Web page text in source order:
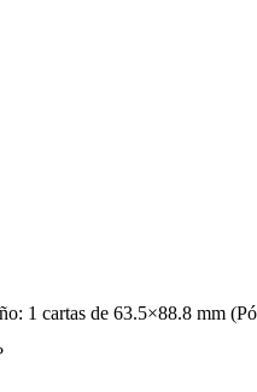
1 cartas de 63.5×88.8 mm